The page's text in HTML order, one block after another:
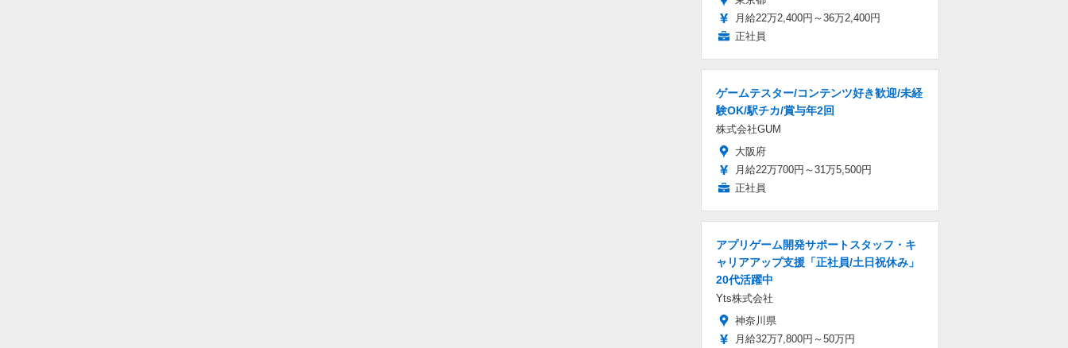
月給22万2,400円～36万2,400円
正社員
ゲームテスター/コンテンツ好き歓迎/未経
験OK/駅チカ/賞与年2回
株式会社GUM
大阪府
月給22万700円～31万5,500円
正社員
アプリゲーム開発サポートスタッフ・キ
ャリアアップ支援「正社員/土日祝休み」
20代活躍中
Yts株式会社
神奈川県
月給32万7,800円～50万円